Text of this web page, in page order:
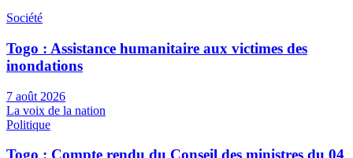
Société
Togo : Assistance humanitaire aux victimes des
inondations
7 août 2026
La voix de la nation
Politique
Togo : Compte rendu du Conseil des ministres du 04